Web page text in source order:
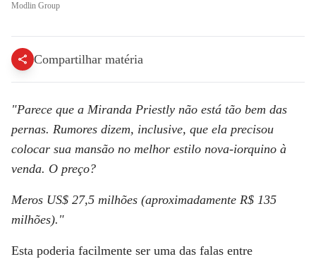
Modlin Group
Compartilhar matéria
"Parece que a Miranda Priestly não está tão bem das
pernas. Rumores dizem, inclusive, que ela precisou
colocar sua mansão no melhor estilo nova-iorquino à
venda. O preço?
Meros US$ 27,5 milhões (aproximadamente R$ 135
milhões)."
Esta poderia facilmente ser uma das falas entre